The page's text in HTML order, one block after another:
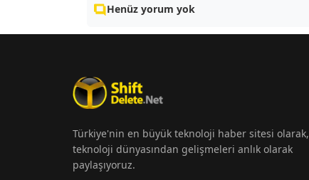
Henüz yorum yok
Türkiye'nin en büyük teknoloji haber sitesi olarak,
teknoloji dünyasından gelişmeleri anlık olarak
paylaşıyoruz.